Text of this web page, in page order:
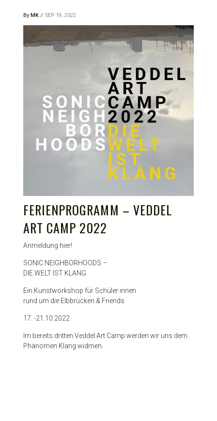
By MK SEP 19, 2022
FERIENPROGRAMM – VEDDEL
ART CAMP 2022
Anmeldung hier!
SONIC NEIGHBORHOODS –
DIE WELT IST KLANG
Ein Kunstworkshop für Schüler:innen
rund um die Elbbrücken & Friends
17. -21.10.2022
Im bereits dritten Veddel Art Camp werden wir uns dem
Phänomen Klang widmen.